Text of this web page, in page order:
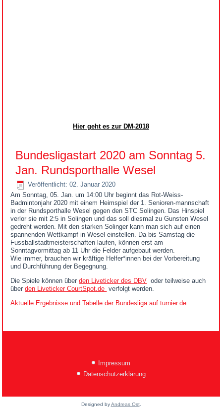
Hier geht es zur DM-2018
Bundesligastart 2020 am Sonntag 5.
Jan. Rundsporthalle Wesel
Veröffentlicht: 02. Januar 2020
Am Sonntag, 05. Jan. um 14:00 Uhr beginnt das Rot-Weiss-
Badmintonjahr 2020 mit einem Heimspiel der 1. Senioren-mannschaft
in der Rundsporthalle Wesel gegen den STC Solingen. Das Hinspiel
verlor sie mit 2:5 in Solingen und das soll diesmal zu Gunsten Wesel
gedreht werden. Mit den starken Solinger kann man sich auf einen
spannenden Wettkampf in Wesel einstellen. Da bis Samstag die
Fussballstadtmeisterschaften laufen, können erst am
Sonntagvormittag ab 11 Uhr die Felder aufgebaut werden.
Wie immer, brauchen wir kräftige Helfer*innen bei der Vorbereitung
und Durchführung der Begegnung.
Die Spiele können überden Liveticker des DBV oder teilweise auch
überden Liveticker CourtSpot.de verfolgt werden.
Aktuelle Ergebnisse und Tabelle der Bundesliga auf turnier.de
Impressum
Datenschutzerklärung
Designed byAndreas Ost.